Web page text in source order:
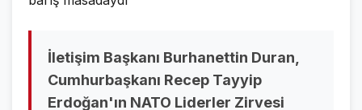
SON DAKİKA
SON DAKİKA HABERLERİ
VİDEO GALERİ
İletişim Başkanı Burhanettin Duran,
Cumhurbaşkanı Recep Tayyip
Erdoğan'ın NATO Liderler Zirvesi